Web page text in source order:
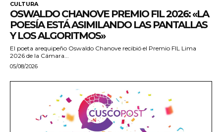
CULTURA
OSWALDO CHANOVE PREMIO FIL 2026: «LA
POESÍA ESTÁ ASIMILANDO LAS PANTALLAS
Y LOS ALGORITMOS»
El poeta arequipeño Oswaldo Chanove recibió el Premio FIL Lima
2026 de la Cámara...
05/08/2026